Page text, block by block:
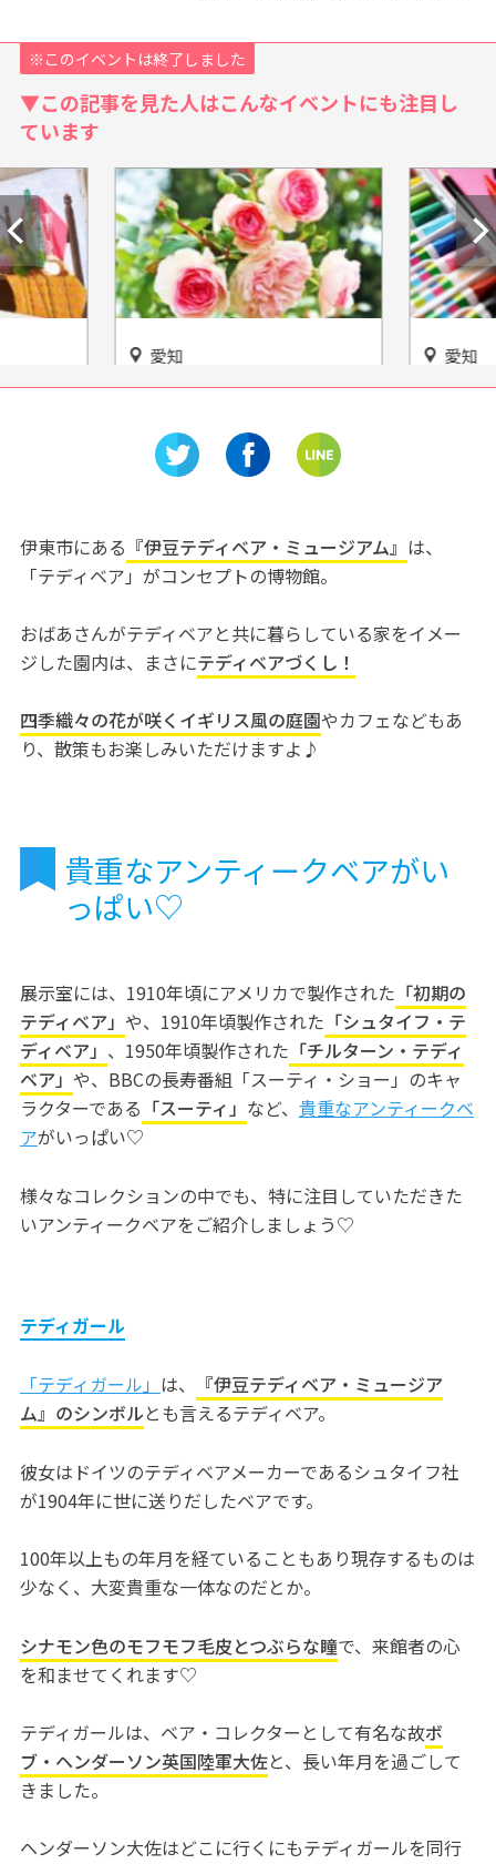
※このイベントは終了しました
▼この記事を見た人はこんなイベントにも注目し
ています
から絵
愛知
名古屋にいながらいろいろな
通庭園フラリエ」
愛知
「国際
伊東市にある 『伊豆テディベア・ミュージアム』 は、
「テディベア」がコンセプトの博物館。
おばあさんがテディベアと共に暮らしている家をイメー
ジした園内は、まさにテディベアづくし！
四季織々の花が咲くイギリス風の庭園やカフェなどもあ
り、散策もお楽しみいただけますよ♪
貴重なアンティークベアがい
っぱい♡
展示室には、1910年頃にアメリカで製作された 「初期の
テディベア」 や、1910年頃製作された 「シュタイフ・テ
ディベア」 、1950年頃製作された 「チルターン・テディ
ベア」 や、BBCの長寿番組「スーティ・ショー」のキャ
ラクターである 「スーティ」 など、 貴重なアンティークベ
アがいっぱい♡
様々なコレクションの中でも、特に注目していただきた
いアンティークベアをご紹介しましょう♡
テディガール
「テディガール」 は、
『伊豆テディベア・ミュージア
ム』のシンボルとも言えるテディベア。
彼女はドイツのテディベアメーカーであるシュタイフ社
が1904年に世に送りだしたベアです。
100年以上もの年月を経ていることもあり現存するものは
少なく、大変貴重な一体なのだとか。
シナモン色のモフモフ毛皮とつぶらな瞳で、来館者の心
を和ませてくれます♡
テディガールは、ベア・コレクターとして有名な故ボ
ブ・ヘンダーソン英国陸軍大佐と、長い年月を過ごして
きました。
ヘンダーソン大佐はどこに行くにもテディガールを同行